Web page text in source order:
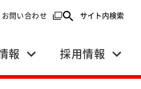
ドウで開く）
お問い合わせ （別ウィンドウで開く）
サイト内検索
報 採用情報